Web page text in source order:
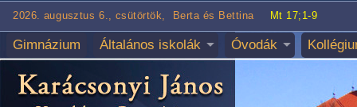
2026. augusztus 6., csütörtök, Berta és Bettina Mt 17;1-9
Gimnázium Általános iskolák Óvodák